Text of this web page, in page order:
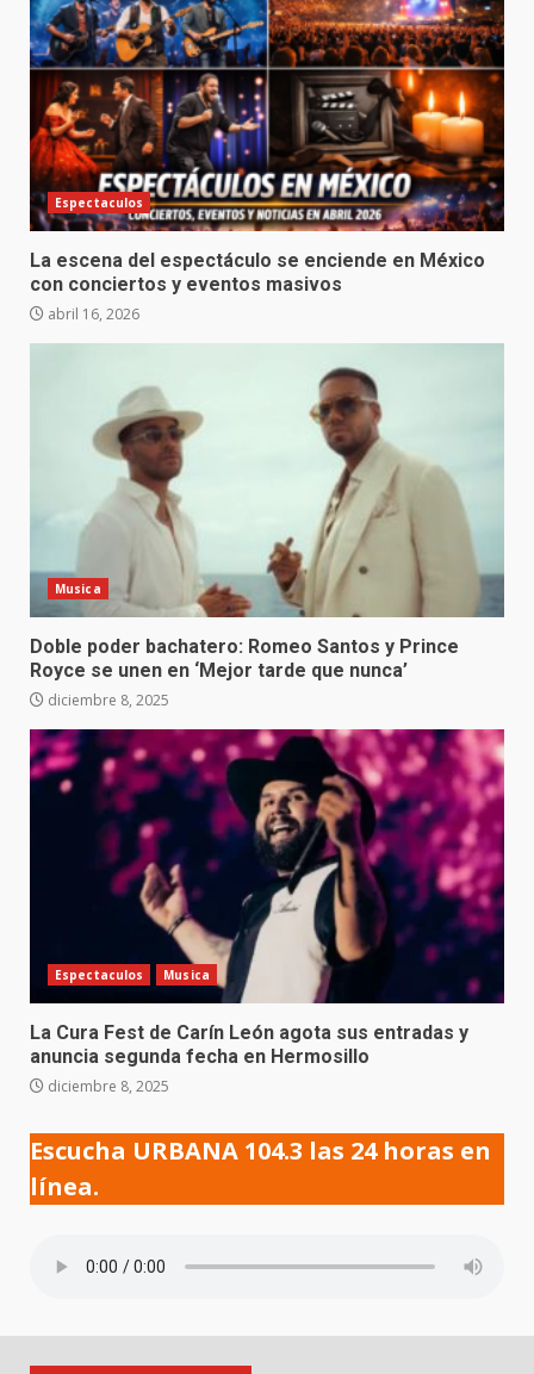
Espectaculos
La escena del espectáculo se enciende en México
con conciertos y eventos masivos
abril 16, 2026
Musica
Doble poder bachatero: Romeo Santos y Prince
Royce se unen en ‘Mejor tarde que nunca’
diciembre 8, 2025
Espectaculos Musica
La Cura Fest de Carín León agota sus entradas y
anuncia segunda fecha en Hermosillo
diciembre 8, 2025
Escucha URBANA 104.3 las 24 horas en
línea.